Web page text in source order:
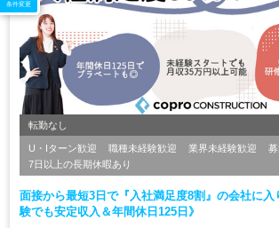
転勤なし
U・Iターン歓迎 職種未経験歓迎 業界未経験歓迎
7日以上の長期休暇あり
面接から最短3日で『入社満足度8割』の会社に
験でも安定収入＆年間休日125日》
条件変更